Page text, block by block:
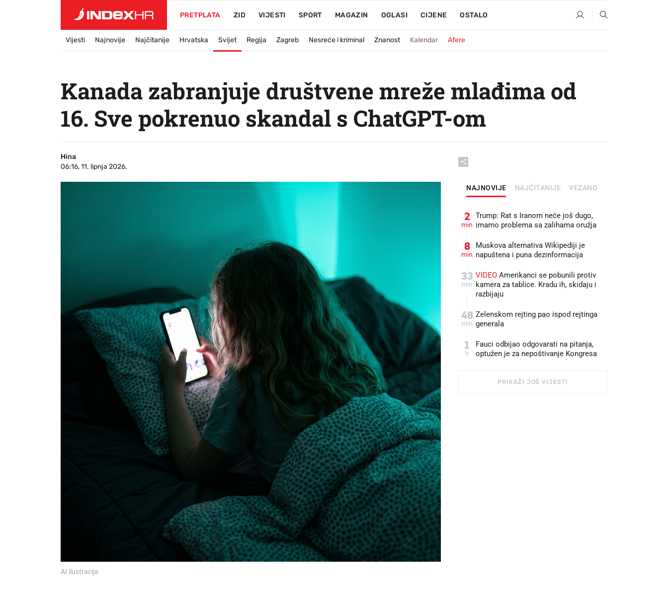
PRETPLATA ZID VIJESTI SPORT MAGAZIN OGLASI CIJENE OSTALO
Vijesti Najnovije Najčitanije Hrvatska Svijet Regija Zagreb Nesreće i kriminal Znanost Kalendar Afere
Kanada zabranjuje društvene mreže mlađima od
16. Sve pokrenuo skandal s ChatGPT-om
Hina
06:16, 11. lipnja 2026.
AI ilustracija
NAJNOVIJE NAJČITANIJE VEZANO
2
min
Trump: Rat s Iranom neće još dugo,
imamo problema sa zalihama oružja
8
min
Muskova alternativa Wikipediji je
napuštena i puna dezinformacija
33
min
VIDEO Amerikanci se pobunili protiv
kamera za tablice. Kradu ih, skidaju i
razbijaju
48
min
Zelenskom rejting pao ispod rejtinga
generala
1
h
Fauci odbijao odgovarati na pitanja,
optužen je za nepoštivanje Kongresa
PRIKAŽI JOŠ VIJESTI